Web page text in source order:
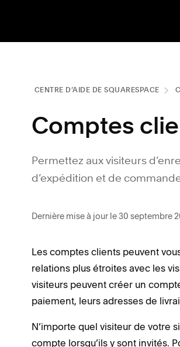
CENTRE D’AIDE DE SQUARESPACE
Comptes
Permettez aux visiteurs
d’expédition et de
Dernière mise à jour le 30 septembre
Les comptes clients peuvent
relations plus étroites avec les
visiteurs peuvent créer un
paiement, leurs adresses de
N’importe quel visiteur de votre
compte lorsqu’ils y sont invités.